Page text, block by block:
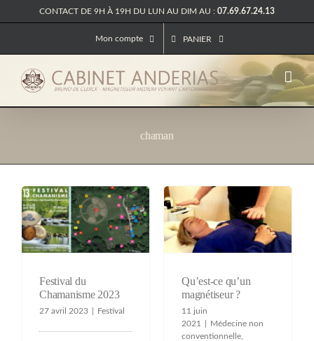
CONTACT DE 9H À 19H DU LUN AU DIM AU : 07.69.67.24.13
Mon compte PANIER
chaman
Festival du
Chamanisme 2023
27 avril 2023 Festival
Qu’est-ce qu’un
magnétiseur ?
11 juin
2021
Médecine non
conventionnelle